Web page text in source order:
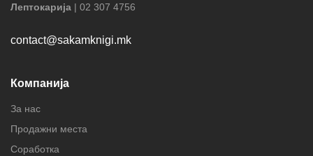
Лептокарија | 02 307 4756
contact@sakamknigi.mk
Компанија
За нас
Продажни места
Соработка